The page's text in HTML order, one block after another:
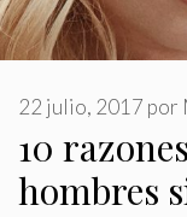
10
hombres
22 julio, 2017 por